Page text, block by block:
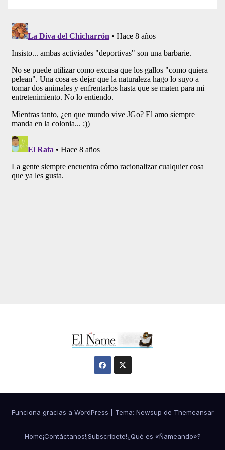
Funciona gracias a WordPress Tema: Newsup de Themeansar
Home¡Contáctanos!¡Subscríbete!¿Qué es «Ñameando»?